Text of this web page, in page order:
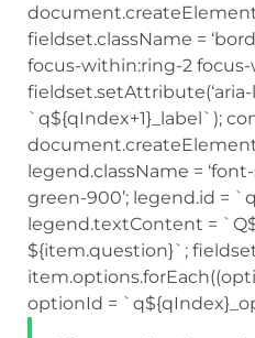
fieldset.className =
focus-within:ring-2
fieldset.setAttribute(‘aria-
`q${qIndex+1}_label`);
legend.className =
green-900’; legend.id =
legend.textContent =
${item.question}`;
optionId =